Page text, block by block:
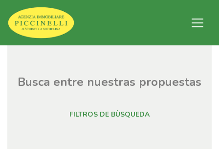
Busca entre nuestras propuestas
FILTROS DE BÙSQUEDA